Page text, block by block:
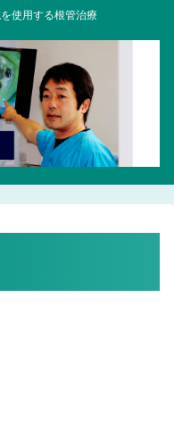
使用する根管治療